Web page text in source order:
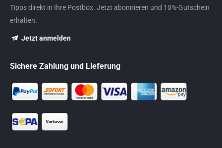
Tipps direkt in Ihre Postbox. Jetzt abonnieren und 10%-Gutschein
erhalten.
Jetzt anmelden
Sichere Zahlung und Lieferung